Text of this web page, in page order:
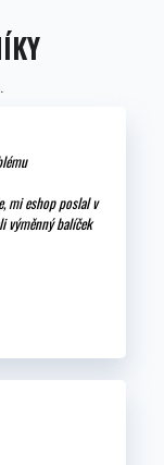
mi eshop poslal v
výměnný balíček